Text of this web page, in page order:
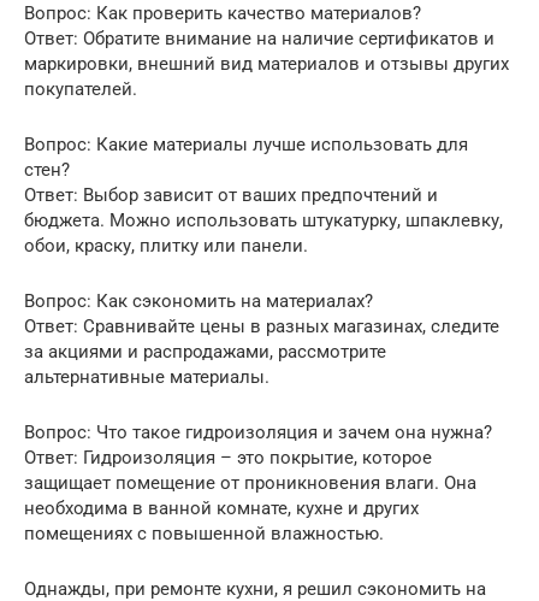
Вопрос: Как проверить качество материалов?
Ответ: Обратите внимание на наличие сертификатов и
маркировки, внешний вид материалов и отзывы других
покупателей.
Вопрос: Какие материалы лучше использовать для
стен?
Ответ: Выбор зависит от ваших предпочтений и
бюджета. Можно использовать штукатурку, шпаклевку,
обои, краску, плитку или панели.
Вопрос: Как сэкономить на материалах?
Ответ: Сравнивайте цены в разных магазинах, следите
за акциями и распродажами, рассмотрите
альтернативные материалы.
Вопрос: Что такое гидроизоляция и зачем она нужна?
Ответ: Гидроизоляция – это покрытие, которое
защищает помещение от проникновения влаги. Она
необходима в ванной комнате, кухне и других
помещениях с повышенной влажностью.
Однажды, при ремонте кухни, я решил сэкономить на